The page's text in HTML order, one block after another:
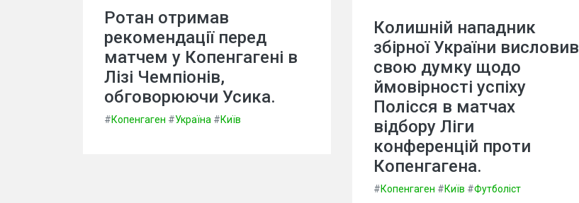
Ротан отримав
рекомендації перед
матчем у Копенгагені в
Лізі Чемпіонів,
обговорюючи Усика.
#Копенгаген #Україна #Київ
Колишній нападник
збірної України висловив
свою думку щодо
ймовірності успіху
Полісся в матчах
відбору Ліги
конференцій проти
Копенгагена.
#Копенгаген #Київ #Футболіст